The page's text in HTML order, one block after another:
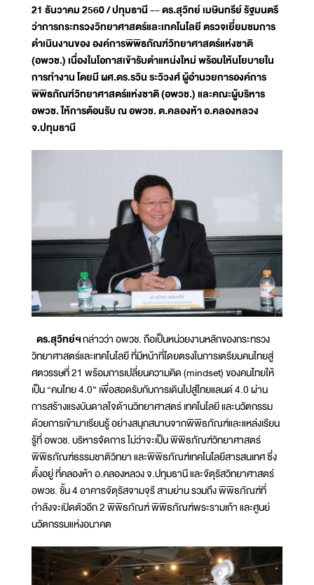
21 ธันวาคม 2560 / ปทุมธานี -- ดร.สุวิทย์ เมษินทรีย์ รัฐมนตรี
ว่าการกระทรวงวิทยาศาสตร์และเทคโนโลยี ตรวจเยี่ยมชมการ
ดำเนินงานของ องค์การพิพิธภัณฑ์วิทยาศาสตร์แห่งชาติ
(อพวช.) เนื่องในโอกาสเข้ารับตำแหน่งใหม่ พร้อมให้นโยบายใน
การทำงาน โดยมี ผศ.ดร.รวิน ระวิวงศ์ ผู้อำนวยการองค์การ
พิพิธภัณฑ์วิทยาศาสตร์แห่งชาติ (อพวช.) และคณะผู้บริหาร
อพวช. ให้การต้อนรับ ณ อพวช. ต.คลองห้า อ.คลองหลวง
จ.ปทุมธานี
ดร.สุวิทย์ฯกล่าวว่า อพวช. ถือเป็นหน่วยงานหลักของกระทรวง
วิทยาศาสตร์และเทคโนโลยี ที่มีหน้าที่โดยตรงในการเตรียมคนไทยสู่
ศตวรรษที่ 21 พร้อมการเปลี่ยนความคิด (mindset) ของคนไทยให้
เป็น “คนไทย 4.0” เพื่อสอดรับกับการเดินไปสู่ไทยแลนด์ 4.0 ผ่าน
การสร้างแรงบันดาลใจด้านวิทยาศาสตร์ เทคโนโลยี และนวัตกรรม
ด้วยการเข้ามาเรียนรู้ อย่างสนุกสนานจากพิพิธภัณฑ์และแหล่งเรียน
รู้ที่ อพวช. บริหารจัดการ ไม่ว่าจะเป็น พิพิธภัณฑ์วิทยาศาสตร์
พิพิธภัณฑ์ธรรมชาติวิทยา และพิพิธภัณฑ์เทคโนโลยีสารสนเทศ ซึ่ง
ตั้งอยู่ ที่คลองห้า อ.คลองหลวง จ.ปทุมธานี และจัตุรัสวิทยาศาสตร์
อพวช. ชั้น 4 อาคารจัตุรัสจามจุรี สามย่าน รวมถึง พิพิธภัณฑ์ที่
กำลังจะเปิดตัวอีก 2 พิพิธภัณฑ์ พิพิธภัณฑ์พระรามเก้า และศูนย์
นวัตกรรมแห่งอนาคต